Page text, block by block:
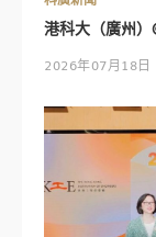
港科大（廣州
2026年07月18日